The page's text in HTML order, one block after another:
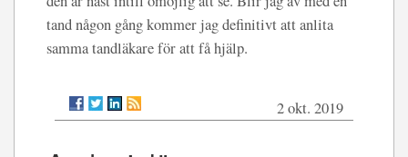
tand någon gång kommer jag definitivt att anlita
samma tandläkare för att få hjälp.
2 okt. 2019